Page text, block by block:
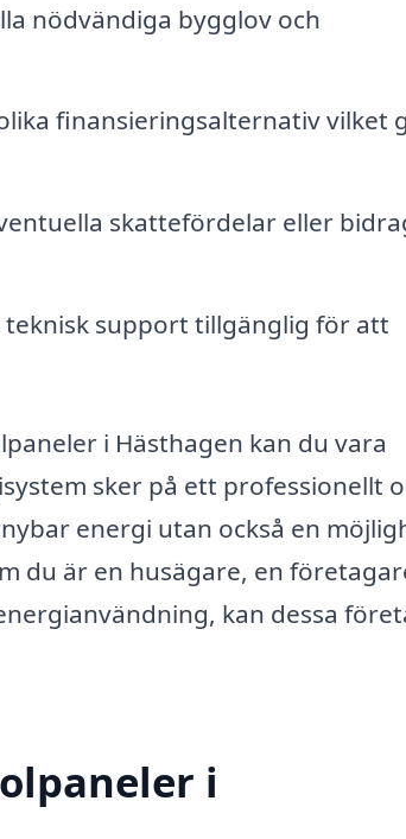
nödvändiga bygglov och
finansieringsalternativ vilket
skattefördelar eller
support tillgänglig för att
i Hästhagen kan du vara
sker på ett professionellt
energi utan också en
du är en husägare, en
kan dessa
i